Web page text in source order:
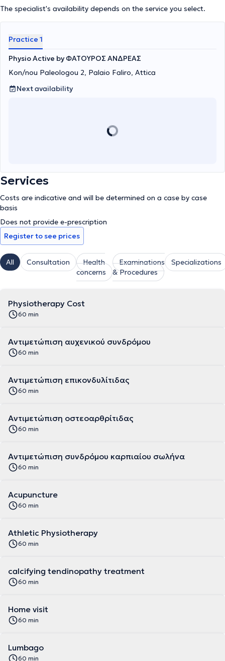
The specialist's availability depends on the service you select.
Practice 1
Physio Active by ΦΑΤΟΥΡΟΣ ΑΝΔΡΕΑΣ
Kon/nou Paleologou 2, Palaio Faliro, Attica
Next availability
Services
Costs are indicative and will be determined on a case by case
basis
Does not provide e-prescription
Register to see prices
All Consultation
Health
concerns
Examinations
& Procedures
Specializations
Physiotherapy Cost
60 min
Αντιμετώπιση αυχενικού συνδρόμου
60 min
Αντιμετώπιση επικονδυλίτιδας
60 min
Αντιμετώπιση οστεοαρθρίτιδας
60 min
Αντιμετώπιση συνδρόμου καρπιαίου σωλήνα
60 min
Acupuncture
60 min
Athletic Physiotherapy
60 min
calcifying tendinopathy treatment
60 min
Home visit
60 min
Lumbago
60 min